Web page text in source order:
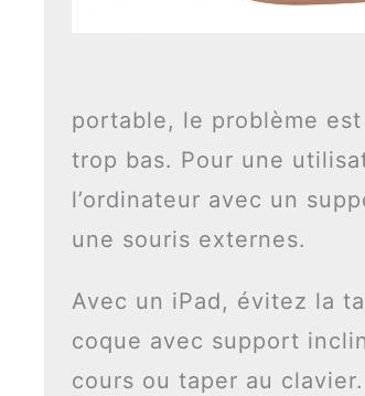
portable, le problème
trop bas. Pour une
l’ordinateur avec un
une souris externes.
Avec un iPad, évitez la
coque avec support
cours ou taper au